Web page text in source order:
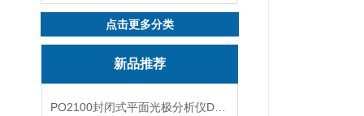
点击更多分类
新品推荐